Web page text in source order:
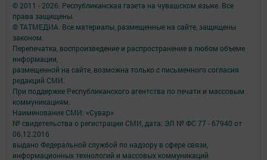
© 2011 - 2026. Республиканская газета на чувашском языке. Все
права защищены.
© ТАТМЕДИА. Все материалы, размещенные на сайте, защищены
законом.
Перепечатка, воспроизведение и распространение в любом объеме
информации,
размещенной на сайте, возможна только с письменного согласия
редакций СМИ.
При поддержке Республиканского агентства по печати и массовым
коммуникациям.
Наименование СМИ: «Сувар»
№ свидетельства о регистрации СМИ, дата: ЭЛ № ФС 77 - 67940 от
06.12.2016
выдано Федеральной службой по надзору в сфере связи,
информационных технологий и массовых коммуникаций